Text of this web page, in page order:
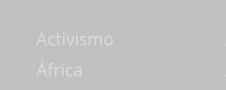
Activismo
África